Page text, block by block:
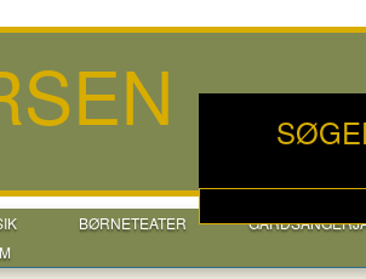
BØRNETEATER